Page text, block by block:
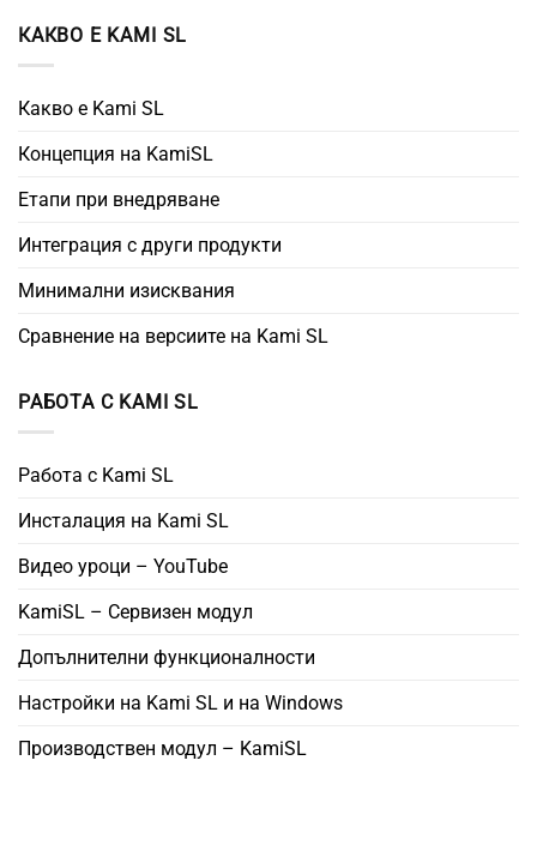
КАКВО Е KAMI SL
Какво е Kami SL
Концепция на KamiSL
Етапи при внедряване
Интеграция с други продукти
Минимални изисквания
Сравнение на версиите на Kami SL
РАБОТА С KAMI SL
Работа с Kami SL
Инсталация на Kami SL
Видео уроци – YouTube
KamiSL – Сервизен модул
Допълнителни функционалности
Настройки на Kami SL и на Windows
Производствен модул – KamiSL